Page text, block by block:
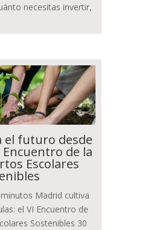
necesitas invertir,
el futuro desde
Encuentro de la
Escolares
Madrid cultiva
el VI Encuentro de
Sostenibles 30